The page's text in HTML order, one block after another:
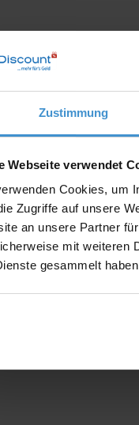
Zustimmung
Webseite verwendet
Cookies, um
Zugriffe auf unsere
an unsere Partner
mit weiteren
gesammelt